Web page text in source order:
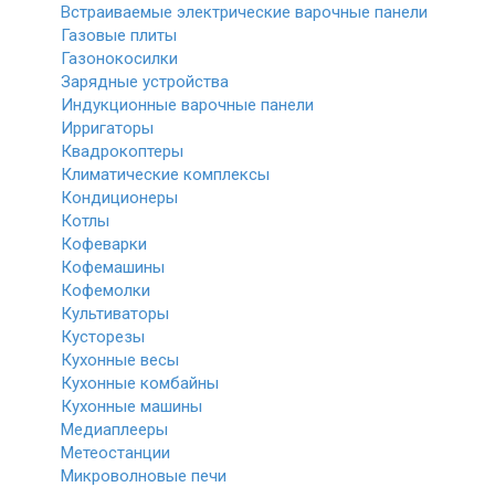
Встраиваемые электрические варочные панели
Газовые плиты
Газонокосилки
Зарядные устройства
Индукционные варочные панели
Ирригаторы
Квадрокоптеры
Климатические комплексы
Кондиционеры
Котлы
Кофеварки
Кофемашины
Кофемолки
Культиваторы
Кусторезы
Кухонные весы
Кухонные комбайны
Кухонные машины
Медиаплееры
Метеостанции
Микроволновые печи